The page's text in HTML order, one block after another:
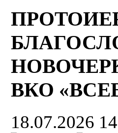
ВКО
18.07.2026